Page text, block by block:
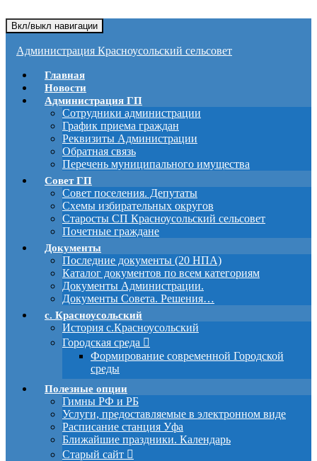
Вкл/выкл навигации
Администрация Красноусольский сельсовет
Главная
Новости
Администрация ГП
Сотрудники администрации
График приема граждан
Реквизиты Администрации
Обратная связь
Перечень муниципального имущества
Совет ГП
Совет поселения. Депутаты
Схемы избирательных округов
Старосты СП Красноусольский сельсовет
Почетные граждане
Документы
Последние документы (20 НПА)
Каталог документов по всем категориям
Документы Администрации.
Документы Совета. Решения…
с. Красноусольский
История с.Красноусольский
Городская среда
Формирование современной Городской
среды
Полезные опции
Гимны РФ и РБ
Услуги, предоставляемые в электронном виде
Расписание станция Уфа
Ближайшие праздники. Календарь
Старый сайт